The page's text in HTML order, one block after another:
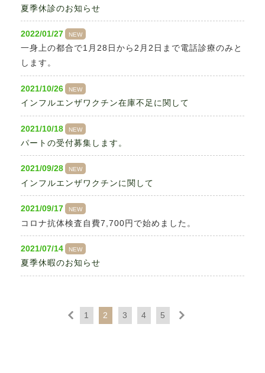
夏季休診のお知らせ
2022/01/27 NEW
一身上の都合で1月28日から2月2日まで電話診療のみと
します。
2021/10/26 NEW
インフルエンザワクチン在庫不足に関して
2021/10/18 NEW
パートの受付募集します。
2021/09/28 NEW
インフルエンザワクチンに関して
2021/09/17 NEW
コロナ抗体検査自費7,700円で始めました。
2021/07/14 NEW
夏季休暇のお知らせ
1 2 3 4 5